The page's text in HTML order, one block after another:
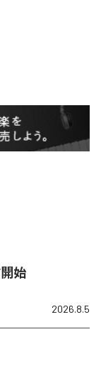
始
2026.8.5